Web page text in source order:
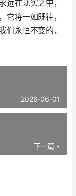
远在现实之中，
它将一如既往，
们永恒不变的，
2026-06-01
下一篇 »